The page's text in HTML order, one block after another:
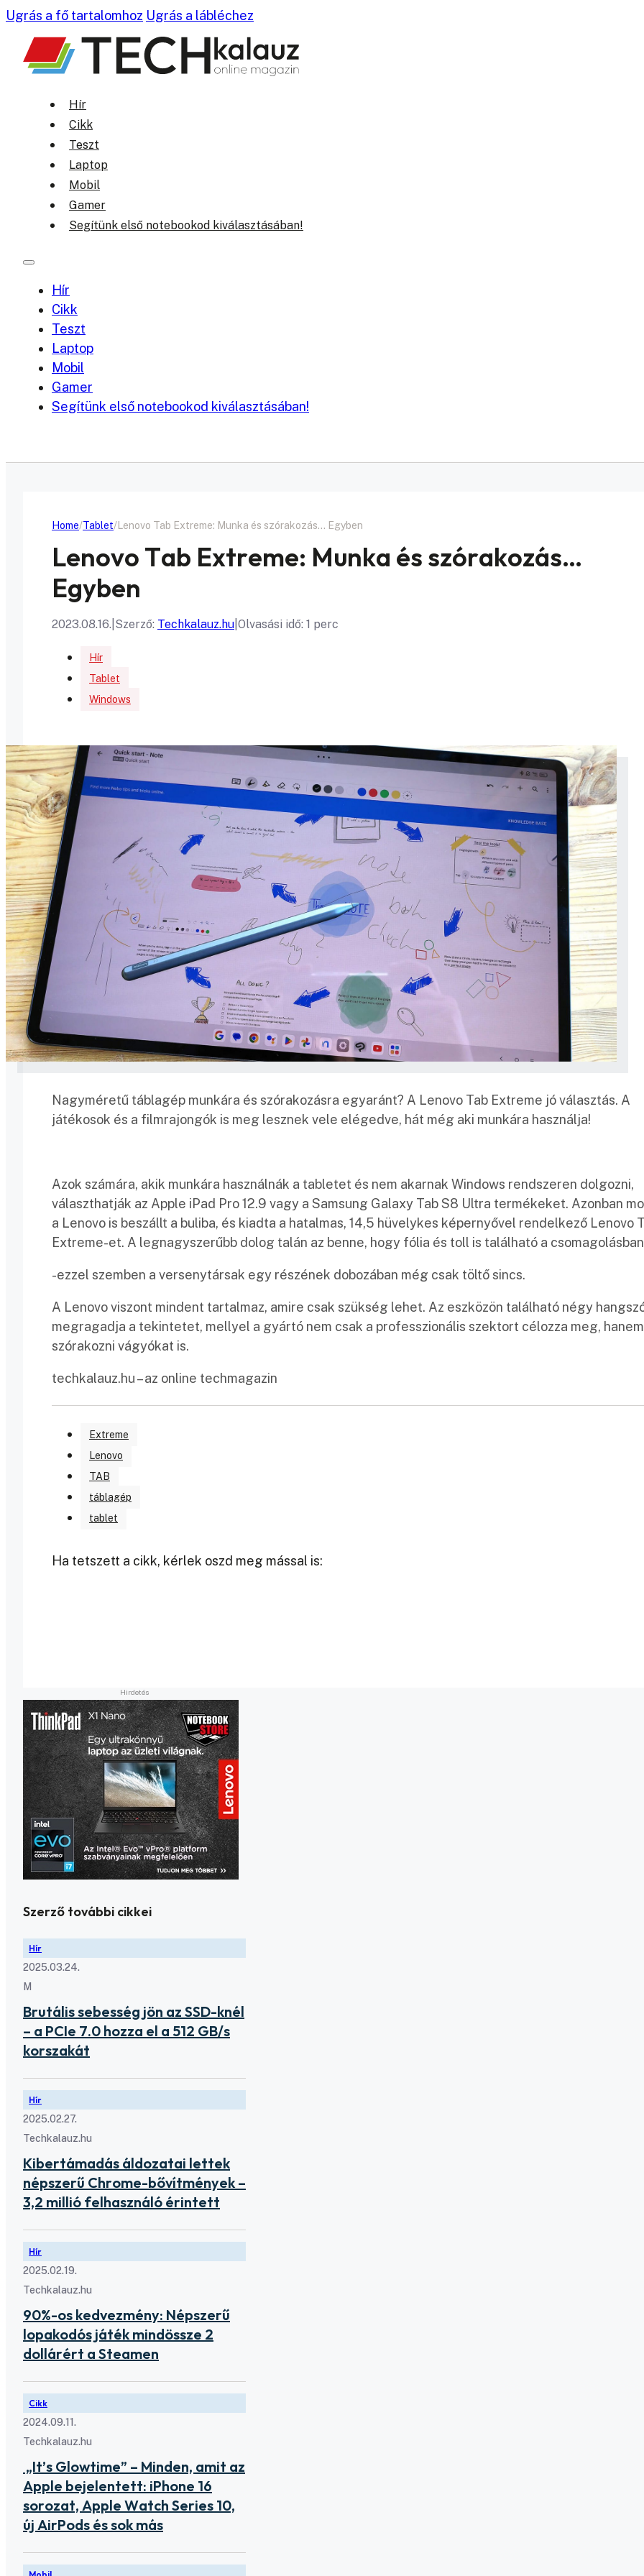
Ugrás a fő tartalomhoz Ugrás a lábléchez
Hír
Cikk
Teszt
Laptop
Mobil
Gamer
Segítünk első notebookod kiválasztásában!
Hír
Cikk
Teszt
Laptop
Mobil
Gamer
Segítünk első notebookod kiválasztásában!
Home Tablet Lenovo Tab Extreme: Munka és szórakozás… Egyben
Lenovo Tab Extreme: Munka és szórakozás…
Egyben
2023.08.16. Szerző: Techkalauz.hu Olvasási idő: 1 perc
Hír
Tablet
Windows
Nagyméretű táblagép munkára és szórakozásra egyaránt? A Lenovo Tab Extreme jó választás. A
játékosok és a filmrajongók is meg lesznek vele elégedve, hát még aki munkára használja!
Azok számára, akik munkára használnák a tabletet és nem akarnak Windows rendszeren dolgozni,
választhatják az Apple iPad Pro 12.9 vagy a Samsung Galaxy Tab S8 Ultra termékeket. Azonban
a Lenovo is beszállt a buliba, és kiadta a hatalmas, 14,5 hüvelykes képernyővel rendelkező Lenovo
Extreme-et. A legnagyszerűbb dolog talán az benne, hogy fólia és toll is található a
-ezzel szemben a versenytársak egy részének dobozában még csak töltő sincs.
A Lenovo viszont mindent tartalmaz, amire csak szükség lehet. Az eszközön található négy
megragadja a tekintetet, mellyel a gyártó nem csak a professzionális szektort célozza meg,
szórakozni vágyókat is.
techkalauz.hu – az online techmagazin
Extreme
Lenovo
TAB
táblagép
tablet
Ha tetszett a cikk, kérlek oszd meg mással is:
Szerző további cikkei
Hír
2025.03.24.
M
Brutális sebesség jön az SSD-knél
– a PCIe 7.0 hozza el a 512 GB/s
korszakát
Hír
2025.02.27.
Techkalauz.hu
Kibertámadás áldozatai lettek
népszerű Chrome-bővítmények –
3,2 millió felhasználó érintett
Hír
2025.02.19.
Techkalauz.hu
90%-os kedvezmény: Népszerű
lopakodós játék mindössze 2
dollárért a Steamen
Cikk
2024.09.11.
Techkalauz.hu
„It’s Glowtime” – Minden, amit az
Apple bejelentett: iPhone 16
sorozat, Apple Watch Series 10,
új AirPods és sok más